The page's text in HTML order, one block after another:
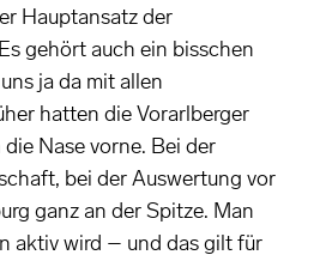
Hauptansatz der
gehört auch ein bisschen
ja da mit allen
hatten die Vorarlberger
Nase vorne. Bei der
bei der Auswertung vor
ganz an der Spitze. Man
aktiv wird – und das gilt für